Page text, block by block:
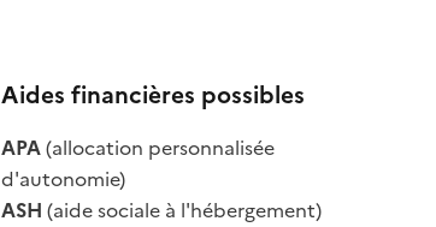
Aides financières possibles
APA(allocation personnalisée
d'autonomie)
ASH (aide sociale à l'hébergement)